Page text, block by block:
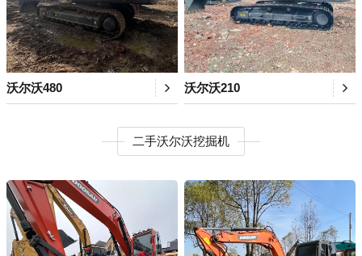
沃尔沃480 沃尔沃210
二手沃尔沃挖掘机